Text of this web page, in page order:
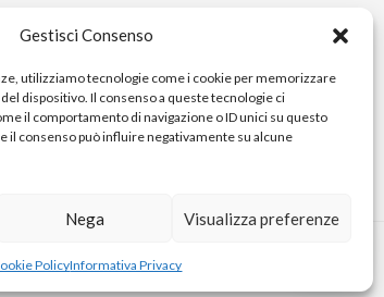
Gestisci Consenso
utilizziamo tecnologie come i cookie per memorizzare
dispositivo. Il consenso a queste tecnologie ci
il comportamento di navigazione o ID unici su questo
il consenso può influire negativamente su alcune
Nega Visualizza preferenze
PolicyInformativa Privacy
AMMORTIZZATORI